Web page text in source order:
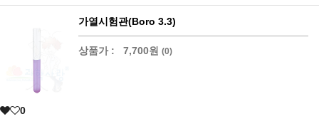
가열시험관(Boro 3.3)
상품가 : 7,700원 (0)
0